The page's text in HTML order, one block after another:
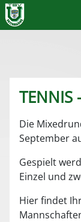
TENNIS
Die
September
Gespielt
Einzel und
Hier findet